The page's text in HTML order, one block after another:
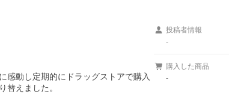
感動し定期的にドラッグストアで購入
替えました。
投稿者情報
-
購入した商品
-